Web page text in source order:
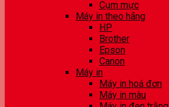
Cụm mực
Máy in theo hãng
HP
Brother
Epson
Canon
Máy in
Máy in hoá đơn
Máy in màu